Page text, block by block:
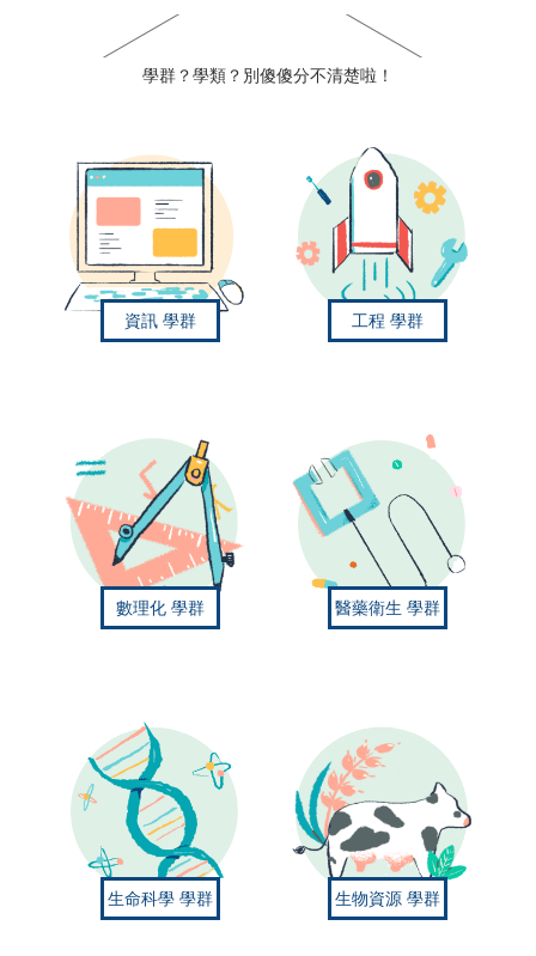
學群？學類？別傻傻分不清楚啦！
資訊 學群 工程 學群
數理化 學群 醫藥衛生 學群
生命科學 學群 生物資源 學群